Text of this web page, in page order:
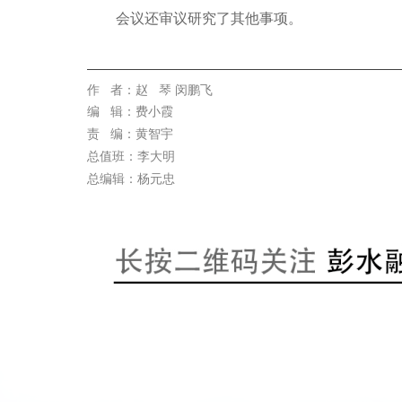
会议还审议研究了其他事项。
作 者：赵 琴 闵鹏飞
编 辑：费小霞
责 编：黄智宇
总值班：李大明
总编辑：杨元忠